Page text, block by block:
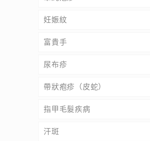
妊娠紋
富貴手
尿布疹
帶狀疱疹（皮蛇）
指甲毛髮疾病
汗斑